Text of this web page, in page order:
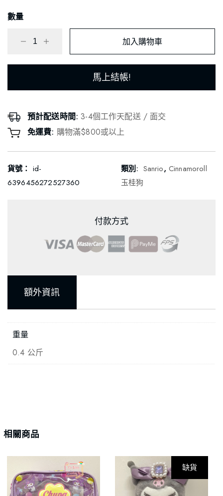
數量
加入購物車
馬上結帳!
預計配送時間:3-4個工作天配送 / 面交
免運費: 購物滿$800或以上
貨號： id-
6396456272527360
類別: Sanrio, Cinnamoroll
玉桂狗
付款方式
額外資訊
重量
0.4 公斤
相關商品
缺貨